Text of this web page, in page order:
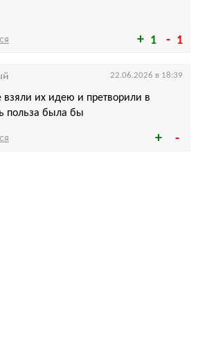
1 1
их идею и претворили в
польза была бы
22.06.2026 в 18:39